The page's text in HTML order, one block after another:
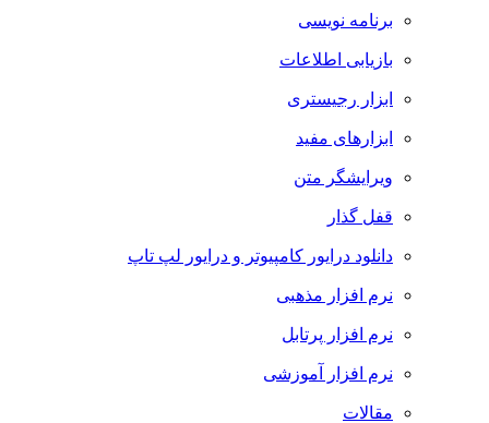
برنامه نویسی
بازیابی اطلاعات
ابزار رجیستری
ابزارهای مفید
ویرایشگر متن
قفل گذار
دانلود درایور کامپیوتر و درایور لپ تاپ
نرم افزار مذهبی
نرم افزار پرتابل
نرم افزار آموزشی
مقالات